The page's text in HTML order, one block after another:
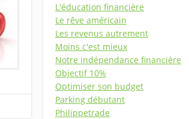
L'éducation financière
Le rêve américain
Les revenus autrement
Moins c'est mieux
Notre indépendance financière
Objectif 10%
Optimiser son budget
Parking débutant
Philippetrade